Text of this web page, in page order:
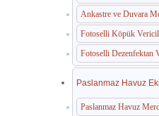
Ankastre ve Duvara
Fotoselli Köpük
Fotoselli Dezenfektan
Paslanmaz Havuz
Paslanmaz Havuz